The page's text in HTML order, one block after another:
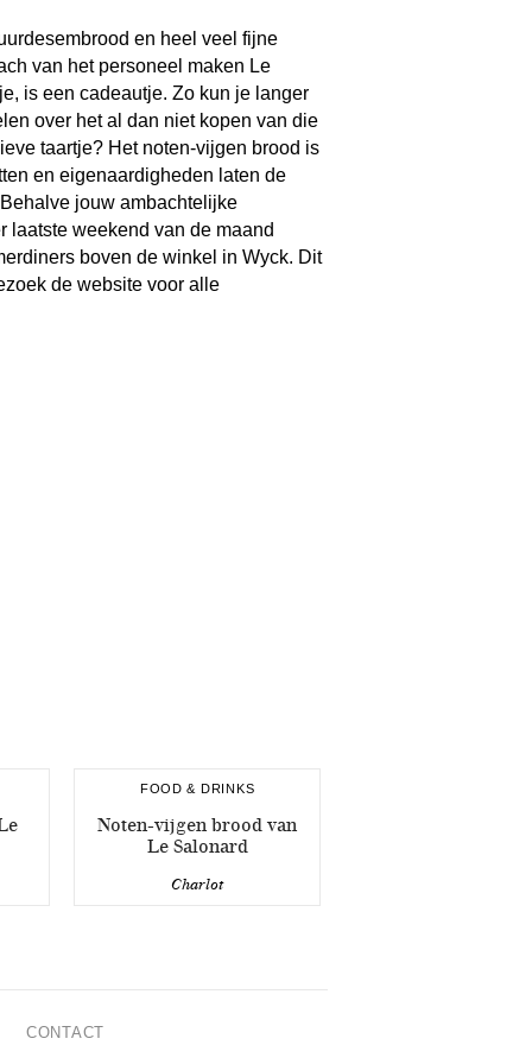
en heel veel fijne
van het personeel maken Le
is een cadeautje. Zo kun je langer
over het al dan niet kopen van die
taartje? Het noten-vijgen brood is
en eigenaardigheden laten de
jouw ambachtelijke
laatste weekend van de maand
boven de winkel in Wyck. Dit
de website voor alle
FOOD & DRINKS
Noten-vijgen brood van
Le Salonard
Charlot
CONTACT